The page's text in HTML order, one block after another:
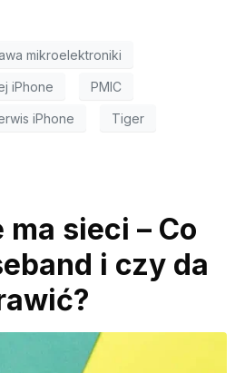
mikroelektroniki
iPhone PMIC
iPhone Tiger
ma sieci – Co
i czy da